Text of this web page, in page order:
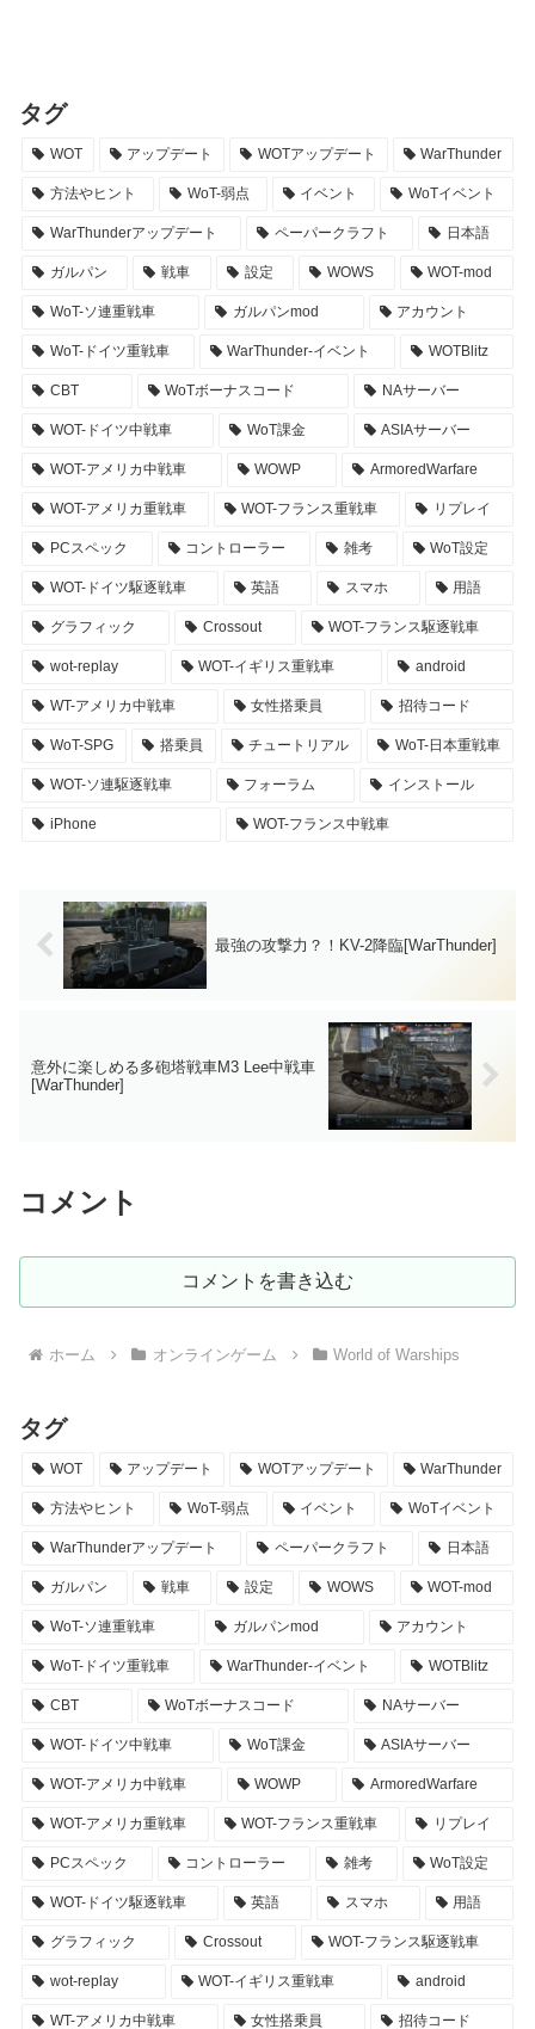
タグ
WOT アップデート WOTアップデート WarThunder
方法やヒント WoT-弱点 イベント WoTイベント
WarThunderアップデート ペーパークラフト 日本語
ガルパン 戦車 設定 WOWS WOT-mod
WoT-ソ連重戦車 ガルパンmod アカウント
WoT-ドイツ重戦車 WarThunder-イベント WOTBlitz
CBT WoTボーナスコード NAサーバー
WOT-ドイツ中戦車 WoT課金 ASIAサーバー
WOT-アメリカ中戦車 WOWP ArmoredWarfare
WOT-アメリカ重戦車 WOT-フランス重戦車 リプレイ
PCスペック コントローラー 雑考 WoT設定
WOT-ドイツ駆逐戦車 英語 スマホ 用語
グラフィック Crossout WOT-フランス駆逐戦車
wot-replay WOT-イギリス重戦車 android
WT-アメリカ中戦車 女性搭乗員 招待コード
WoT-SPG 搭乗員 チュートリアル WoT-日本重戦車
WOT-ソ連駆逐戦車 フォーラム インストール
iPhone WOT-フランス中戦車
最強の攻撃力？！KV-2降臨[WarThunder]
意外に楽しめる多砲塔戦車M3 Lee中戦車
[WarThunder]
コメント
コメントを書き込む
ホーム オンラインゲーム World of Warships
タグ
WOT アップデート WOTアップデート WarThunder
方法やヒント WoT-弱点 イベント WoTイベント
WarThunderアップデート ペーパークラフト 日本語
ガルパン 戦車 設定 WOWS WOT-mod
WoT-ソ連重戦車 ガルパンmod アカウント
WoT-ドイツ重戦車 WarThunder-イベント WOTBlitz
CBT WoTボーナスコード NAサーバー
WOT-ドイツ中戦車 WoT課金 ASIAサーバー
WOT-アメリカ中戦車 WOWP ArmoredWarfare
WOT-アメリカ重戦車 WOT-フランス重戦車 リプレイ
PCスペック コントローラー 雑考 WoT設定
WOT-ドイツ駆逐戦車 英語 スマホ 用語
グラフィック Crossout WOT-フランス駆逐戦車
wot-replay WOT-イギリス重戦車 android
WT-アメリカ中戦車 女性搭乗員 招待コード